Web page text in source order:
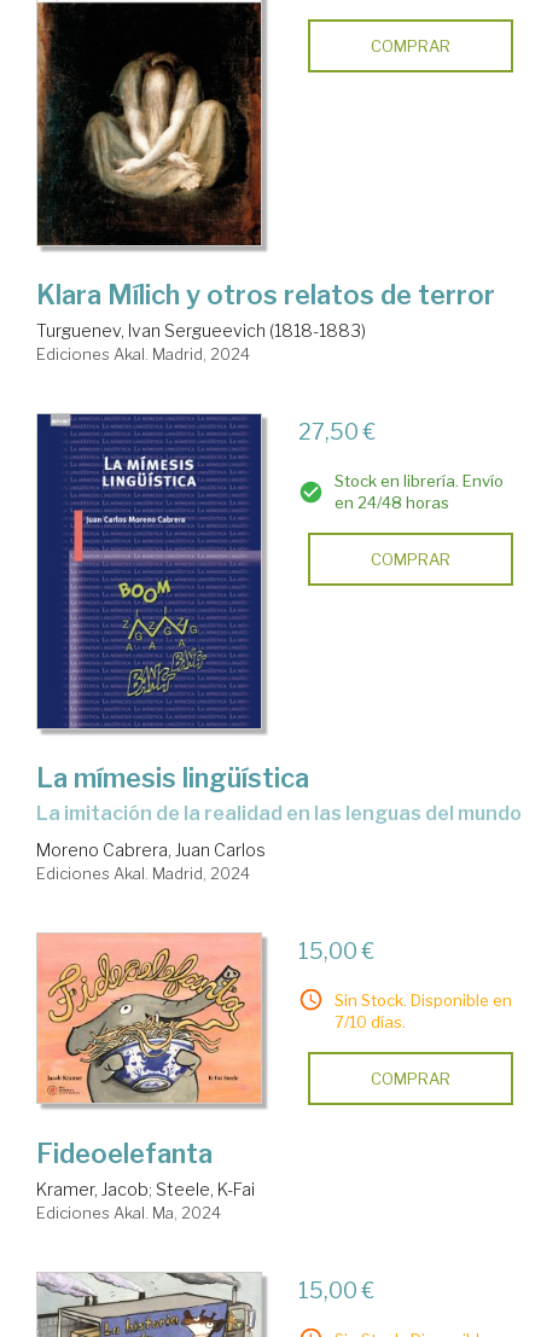
COMPRAR
Klara Mílich y otros relatos de terror
Turguenev, Ivan Sergueevich (1818-1883)
Ediciones Akal. Madrid, 2024
27,50 €
Stock en librería. Envío
en 24/48 horas
COMPRAR
La mímesis lingüística
La imitación de la realidad en las lenguas del mundo
Moreno Cabrera, Juan Carlos
Ediciones Akal. Madrid, 2024
15,00 €
Sin Stock. Disponible en
7/10 días.
COMPRAR
Fideoelefanta
Kramer, Jacob; Steele, K-Fai
Ediciones Akal. Ma, 2024
15,00 €